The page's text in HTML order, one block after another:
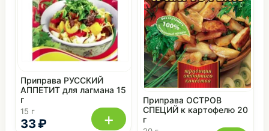
33 ₽
Приправа РУССКИЙ
АППЕТИТ для лагмана 15
г
15 г +
Приправа ОСТРОВ
СПЕЦИЙ к картофелю 20
г